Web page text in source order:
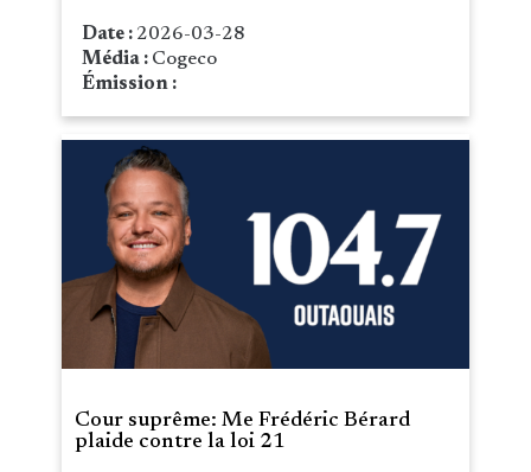
Date : 2026-03-28
Média : Cogeco
Émission :
Cour suprême: Me Frédéric Bérard
plaide contre la loi 21